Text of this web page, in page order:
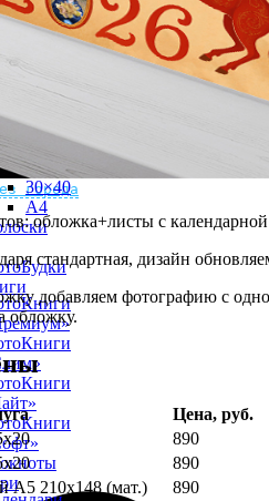
по всему миру
города
10х10
10×15
15×15
20×20
30×30
30×40
A4
обложка+листы с календарной
стандартная, дизайн
добавляем фотографию с
обложку.
Цена, руб.
890
890
А5 210х148 (мат.)
890